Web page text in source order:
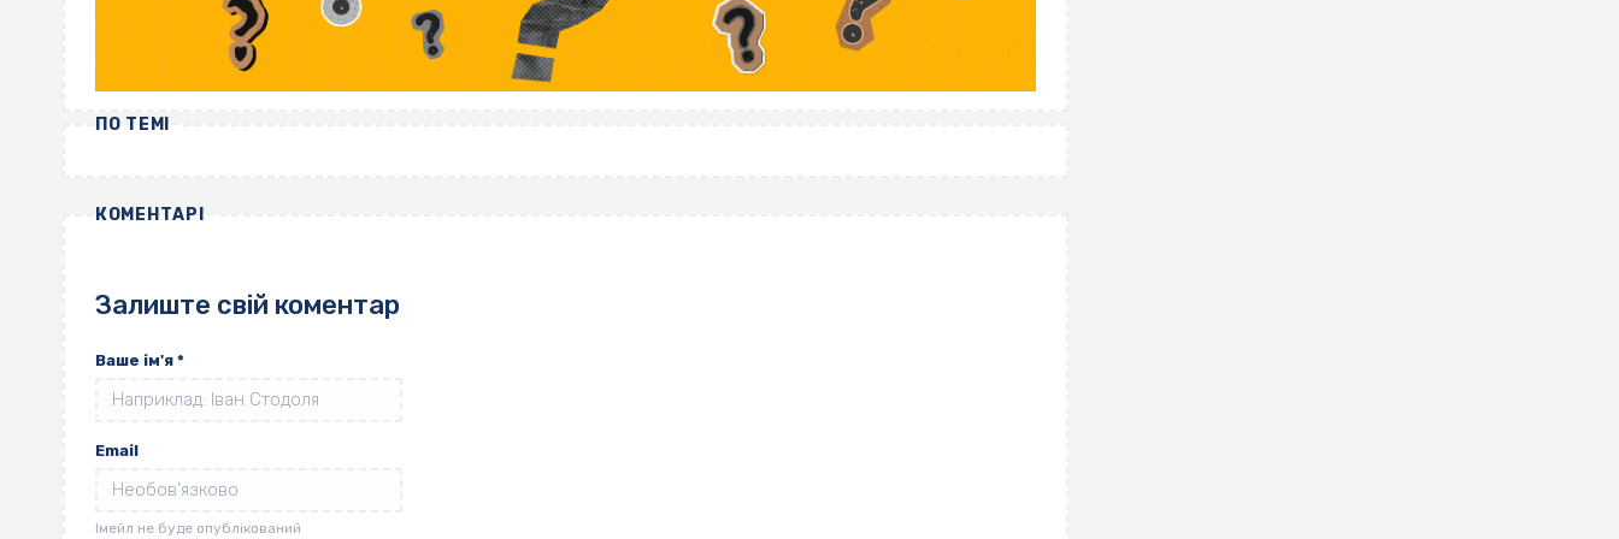
ПО ТЕМІ
КОМЕНТАРІ
Залиште свій коментар
Ваше ім'я *
Email